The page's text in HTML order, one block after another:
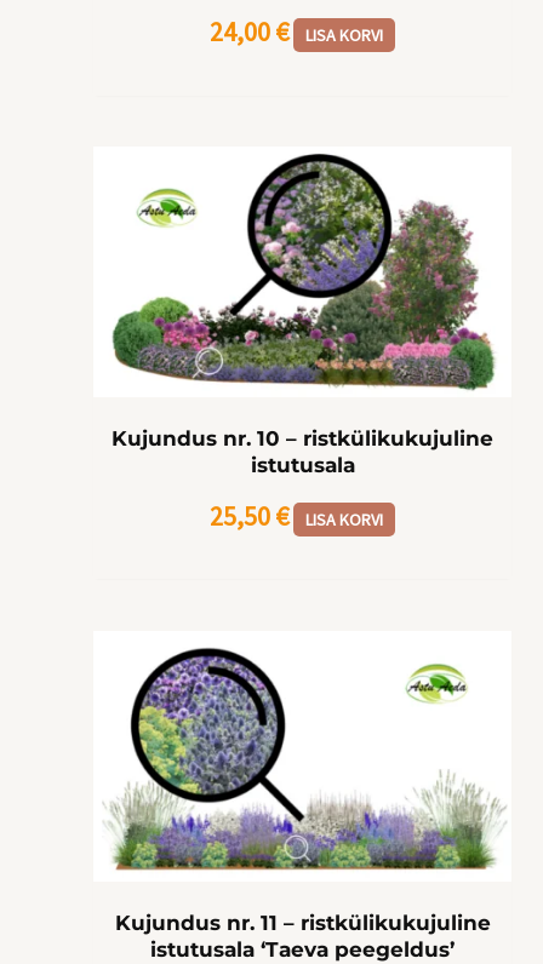
24,00€ LISA KORVI
Kujundus nr. 10 – ristkülikukujuline
istutusala
25,50€ LISA KORVI
Kujundus nr. 11 – ristkülikukujuline
istutusala ‘Taeva peegeldus’